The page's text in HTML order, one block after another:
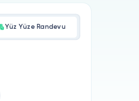
Yüz Yüze Randevu